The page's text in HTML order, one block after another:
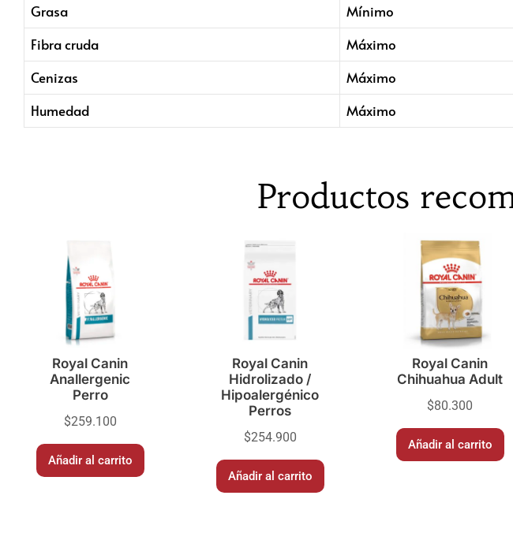
Grasa
Mínimo
Fibra cruda
Máximo
Cenizas
Máximo
Humedad
Máximo
Productos
Royal Canin
Anallergenic
Perro
$259.100
Añadir al carrito
Royal Canin
Hidrolizado /
Hipoalergénico
Perros
$254.900
Añadir al carrito
Royal Canin
Chihuahua Adult
$80.300
Añadir al carrito